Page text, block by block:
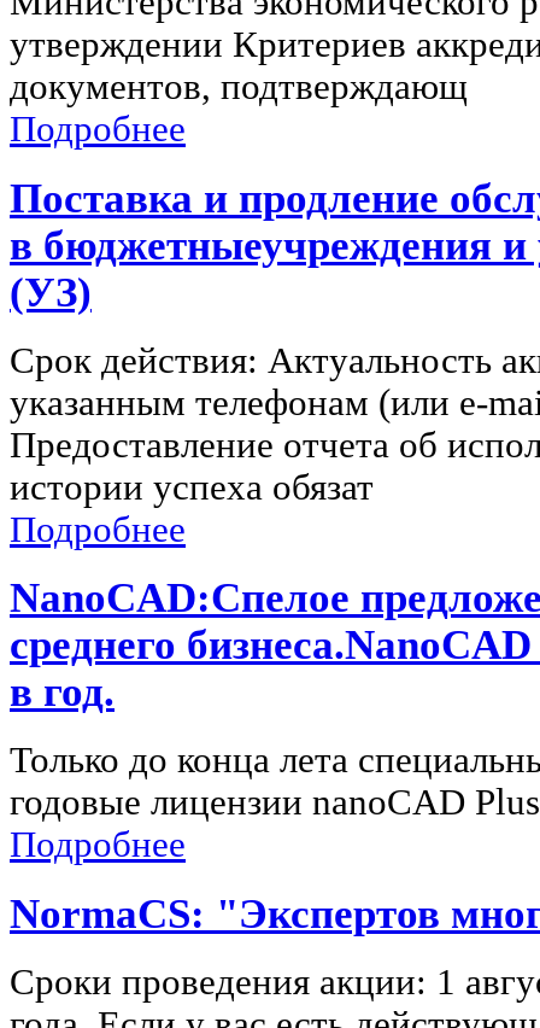
утверждении Критериев
документов, подтверждающ
Подробнее
Поставка и продление
в бюджетныеучреждения и
(УЗ)
Срок действия: Актуальность
указанным телефонам (или e-
Предоставление отчета об
истории успеха обязат
Подробнее
NanoCAD:Спелое
среднего
в год.
Только до конца лета
годовые лицензии nanoCAD
Подробнее
NormaCS: "Экспертов
Сроки проведения акции: 1